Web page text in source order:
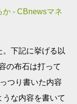
か - CBnewsマネ
下記に挙げる以
の布石は打って
つり書いた内容
な内容を書いて